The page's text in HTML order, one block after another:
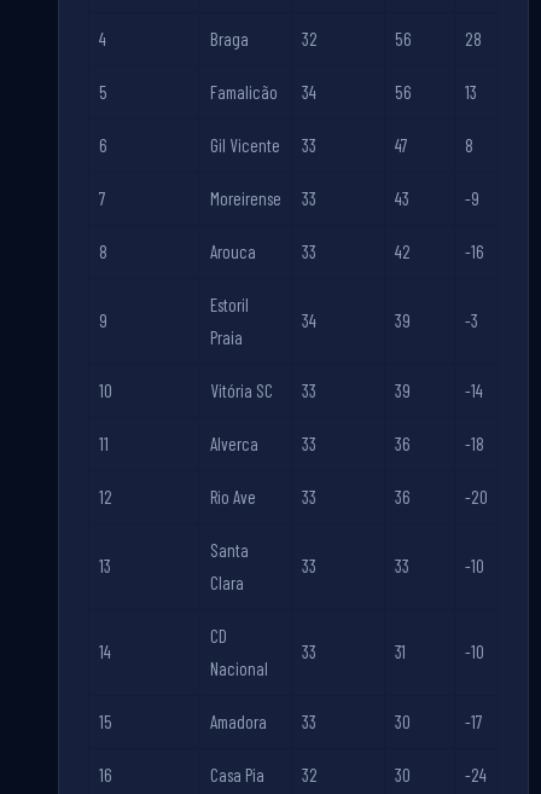
4 Braga 32 56 28
5 Famalicão 34 56 13
6 Gil Vicente 33 47 8
7 Moreirense 33 43 -9
8 Arouca 33 42 -16
9
Estoril
Praia
34 39 -3
10 Vitória SC 33 39 -14
11 Alverca 33 36 -18
12 Rio Ave 33 36 -20
13
Santa
Clara
33 33 -10
14
CD
Nacional
33 31 -10
15 Amadora 33 30 -17
16 Casa Pia 32 30 -24